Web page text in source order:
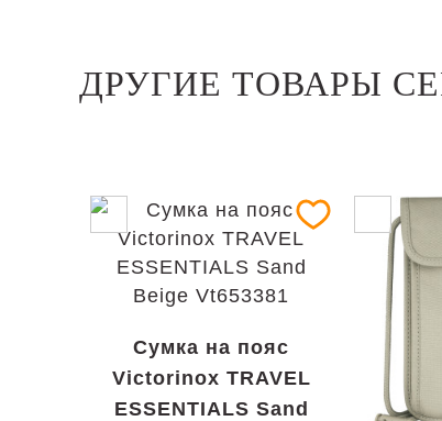
ДРУГИЕ ТОВАРЫ
Сумка на пояс
Victorinox TRAVEL
ESSENTIALS Sand